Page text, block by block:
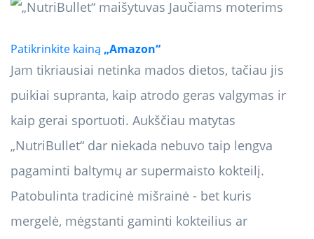
Patikrinkite kainą „Amazon“
Jam tikriausiai netinka mados dietos, tačiau jis
puikiai supranta, kaip atrodo geras valgymas ir
kaip gerai sportuoti. Aukščiau matytas
„NutriBullet“ dar niekada nebuvo taip lengva
pagaminti baltymų ar supermaisto kokteilį.
Patobulinta tradicinė mišrainė - bet kuris
mergelė, mėgstanti gaminti kokteilius ar